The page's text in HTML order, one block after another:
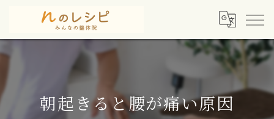
朝起きると腰が痛い原因